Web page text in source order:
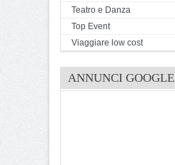
Teatro e Danza
Top Event
Viaggiare low cost
ANNUNCI GOOGLE